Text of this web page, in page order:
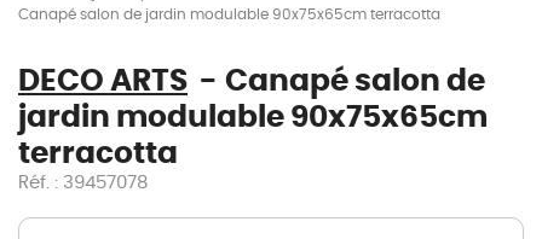
Canapé salon de jardin modulable 90x75x65cm terracotta
DECO ARTS
Canapé salon de
jardin modulable 90x75x65cm
terracotta
Réf. : 39457078